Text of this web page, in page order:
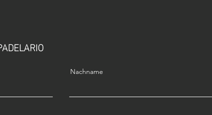
Nachname